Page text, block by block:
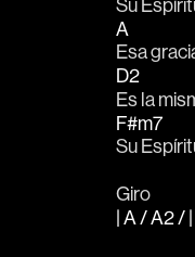
A
Esa
D2
Es la
F#m7
Su
Giro
| A / A2 /